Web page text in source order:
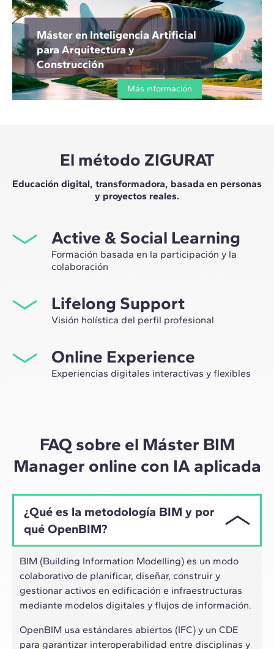
Máster en Inteligencia Artificial
para Arquitectura y
Construcción
Más información
El método ZIGURAT
Educación digital, transformadora, basada en personas
y proyectos reales.
Active & Social Learning
Formación basada en la participación y la
colaboración
network profesional, sino tener la ocasión única de
participar en grupos de trabajo seleccionados,
asesorados por el expertise de nuestros profesores,
construcción.
Lifelong Support
Visión holística del perfil profesional
Máster, te acompañamos para tener una visión crítica y
360º de tu futuro como experto en el sector.
Online Experience
Experiencias digitales interactivas y flexibles
ritmo híbrido de los profesionales actuales.
FAQ sobre el Máster BIM
Manager online con IA aplicada
¿Qué es la metodología BIM y por
qué OpenBIM?
BIM (Building Information Modelling) es un modo
colaborativo de planificar, diseñar, construir y
gestionar activos en edificación e infraestructuras
mediante modelos digitales y flujos de información.
OpenBIM usa estándares abiertos (IFC) y un CDE
para garantizar interoperabilidad entre disciplinas y